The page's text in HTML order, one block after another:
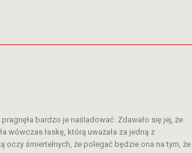
bardzo je naśladować. Zdawało się jej, że
wówczas łaskę, którą uważała za jedną z
oczy śmiertelnych, że polegać będzie ona na tym, że